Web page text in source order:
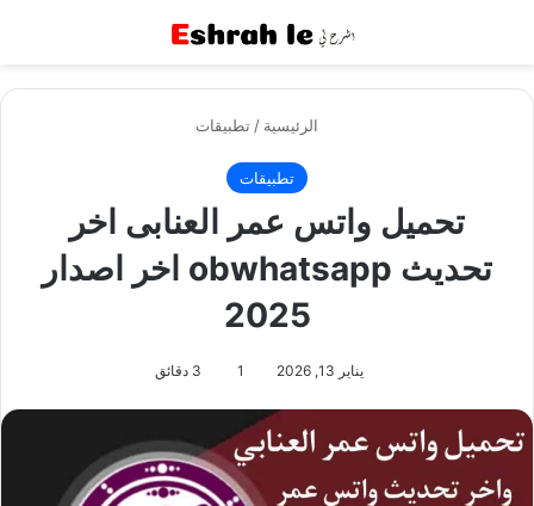
الرئيسية / تطبيقات
تطبيقات
تحميل واتس عمر العنابى اخر
تحديث obwhatsapp اخر اصدار
2025
يناير 13, 2026 1